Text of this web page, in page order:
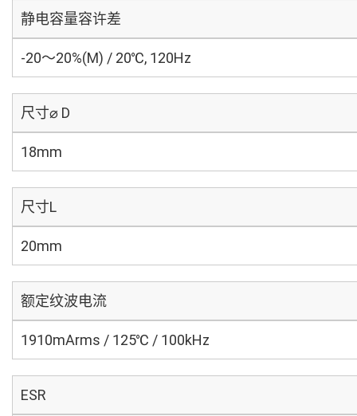
静电容量容许差
-20～20%(M) / 20℃, 120Hz
尺寸⌀ D
18mm
尺寸L
20mm
额定纹波电流
1910mArms / 125℃ / 100kHz
ESR